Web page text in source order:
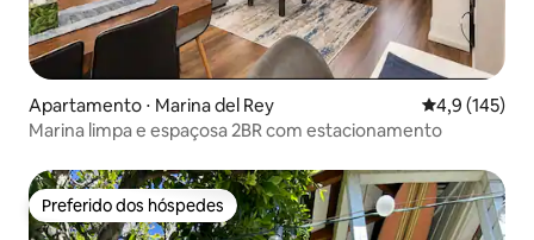
Apartamento ⋅ Marina del Rey 4,9 de uma
4,9 (145)
Marina limpa e espaçosa 2BR com estacionamento
Preferido dos hóspedes
Preferido dos hóspedes